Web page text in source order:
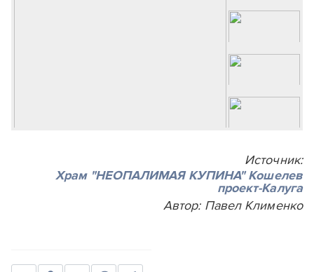
Источник:
Храм "НЕОПАЛИМАЯ КУПИНА" Кошелев
проект-Калуга
Автор: Павел Клименко